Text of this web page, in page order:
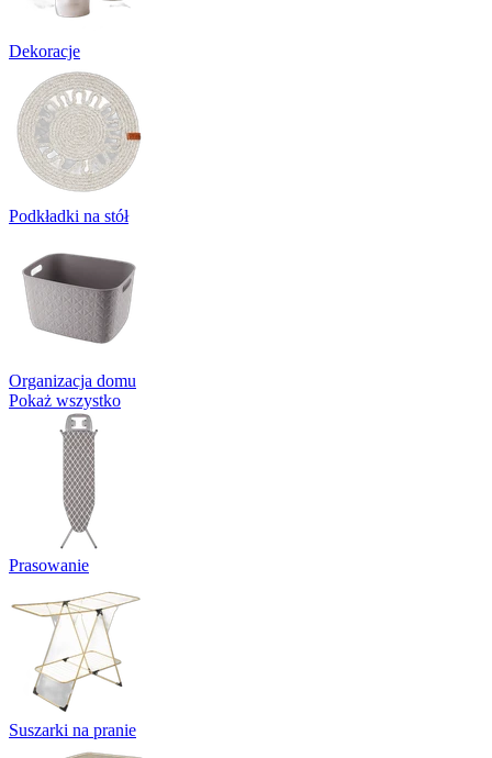
Dekoracje
Podkładki na stół
Organizacja domu
Pokaż wszystko
Prasowanie
Suszarki na pranie